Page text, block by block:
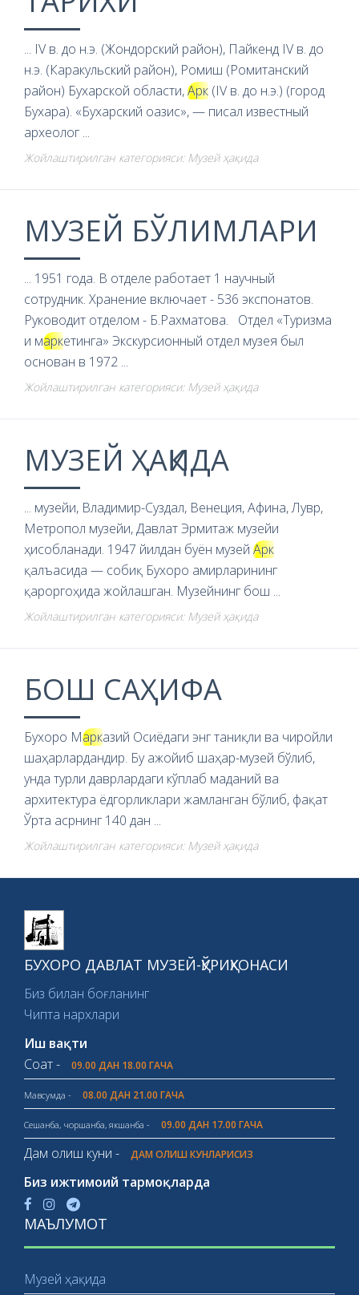
... IV в. до н.э. (Жондорский район), Пайкенд IV в. до
н.э. (Каракульский район), Ромиш (Ромитанский
район) Бухарской области,Арк (IV в. до н.э.) (город
Бухара). «Бухарский оазис», — писал известный
археолог ...
Жойлаштирилган категорияси: Музей ҳақида
МУЗЕЙ БЎЛИМЛАРИ
... 1951 года. В отделе работает 1 научный
сотрудник. Хранение включает - 536 экспонатов.
Руководит отделом - Б.Рахматова. Отдел «Туризма
и маркетинга» Экскурсионный отдел музея был
основан в 1972 ...
Жойлаштирилган категорияси: Музей ҳақида
МУЗЕЙ ҲАҚИДА
... музейи, Владимир-Суздал, Венеция, Афина, Лувр,
Метропол музейи, Давлат Эрмитаж музейи
ҳисобланади. 1947 йилдан буён музей Арк
қалъасида — собиқ Бухоро амирларининг
қароргоҳида жойлашган. Музейнинг бош ...
Жойлаштирилган категорияси: Музей ҳақида
БОШ САҲИФА
Бухоро Марказий Осиёдаги энг таниқли ва чиройли
шаҳарлардандир. Бу ажойиб шаҳар-музей бўлиб,
унда турли даврлардаги кўплаб маданий ва
архитектура ёдгорликлари жамланган бўлиб, фақат
Ўрта асрнинг 140 дан ...
Жойлаштирилган категорияси: Музей ҳақида
БУХОРО ДАВЛАТ МУЗЕЙ-ҚЎРИҚХОНАСИ
Биз билан боғланинг
Чипта нархлари
Иш вақти
Соат -
09.00 ДАН 18.00 ГАЧА
Мавсумда - 08.00 ДАН 21.00 ГАЧА
Сешанба, чоршанба, якшанба - 09.00 ДАН 17.00 ГАЧА
Дам олиш куни - ДАМ ОЛИШ КУНЛАРИСИЗ
Биз ижтимоий тармоқларда
МАЪЛУМОТ
Музей ҳақида